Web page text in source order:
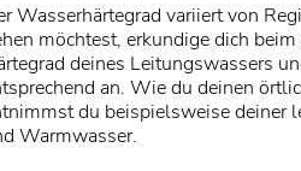
Wasserhärtegrad variiert von
möchtest, erkundige dich
deines Leitungswassers
an. Wie du deinen
du beispielsweise deiner
Warmwasser.